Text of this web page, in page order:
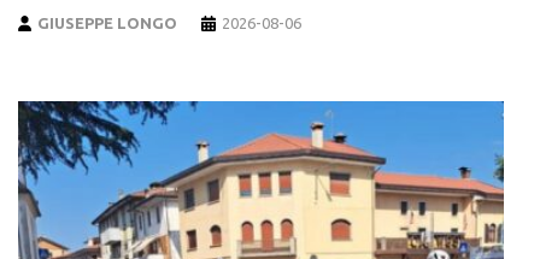
GIUSEPPE LONGO 2026-08-06